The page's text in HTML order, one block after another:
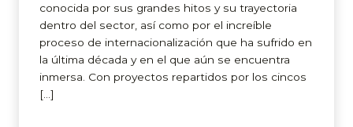
conocida por sus grandes hitos y su trayectoria
dentro del sector, así como por el increíble
proceso de internacionalización que ha sufrido en
la última década y en el que aún se encuentra
inmersa. Con proyectos repartidos por los cincos
[…]